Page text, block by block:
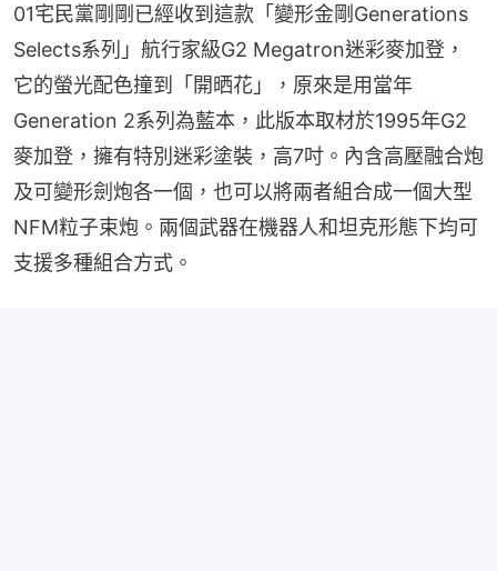
01宅民黨剛剛已經收到這款「變形金剛Generations
Selects系列」航行家級G2 Megatron迷彩麥加登，
它的螢光配色撞到「開晒花」，原來是用當年
Generation 2系列為藍本，此版本取材於1995年G2
麥加登，擁有特別迷彩塗裝，高7吋。內含高壓融合炮
及可變形劍炮各一個，也可以將兩者組合成一個大型
NFM粒子束炮。兩個武器在機器人和坦克形態下均可
支援多種組合方式。